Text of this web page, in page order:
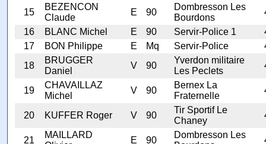
15
BEZENCON
Claude
E 90
Dombresson Les
Bourdons
16
BLANC Michel E 90 Servir-Police 1
17
BON Philippe E Mq Servir-Police
18
BRUGGER
Daniel
V 90
Yverdon militaire
Les Peclets
19
CHAVAILLAZ
Michel
V 90
Bernex La
Fraternelle
20 KUFFER Roger V 90
Tir Sportif Le
Chaney
21
MAILLARD
E 90
Dombresson Les